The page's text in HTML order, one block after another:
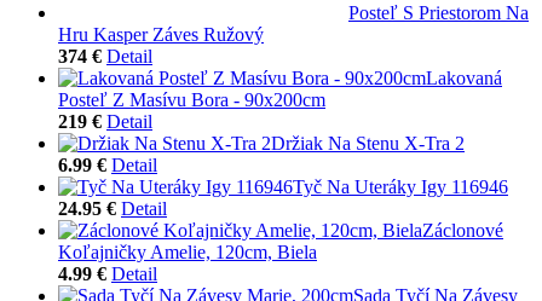
Posteľ S Priestorom Na
Hru Kasper Záves Ružový
374 € Detail
Lakovaná
Posteľ Z Masívu Bora - 90x200cm
219 € Detail
Držiak Na Stenu X-Tra 2
6.99 € Detail
Tyč Na Uteráky Igy 116946
24.95 € Detail
Záclonové
Koľajničky Amelie, 120cm, Biela
4.99 € Detail
Sada Tyčí Na Závesy